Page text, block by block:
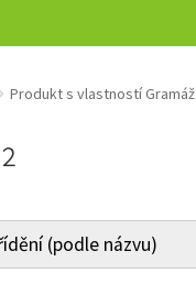
Produkt s vlastností Gramáž